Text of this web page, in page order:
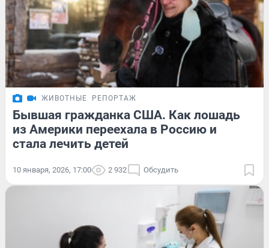
ЖИВОТНЫЕ РЕПОРТАЖ
Бывшая гражданка США. Как лошадь
из Америки переехала в Россию и
стала лечить детей
10 января, 2026, 17:00 2 932 Обсудить